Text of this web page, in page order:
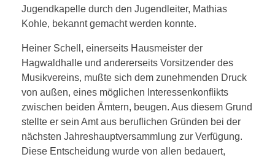
Jugendkapelle durch den Jugendleiter, Mathias
Kohle, bekannt gemacht werden konnte.
Heiner Schell, einerseits Hausmeister der
Hagwaldhalle und andererseits Vorsitzender des
Musikvereins, mußte sich dem zunehmenden Druck
von außen, eines möglichen Interessenkonflikts
zwischen beiden Ämtern, beugen. Aus diesem Grund
stellte er sein Amt aus beruflichen Gründen bei der
nächsten Jahreshauptversammlung zur Verfügung.
Diese Entscheidung wurde von allen bedauert,